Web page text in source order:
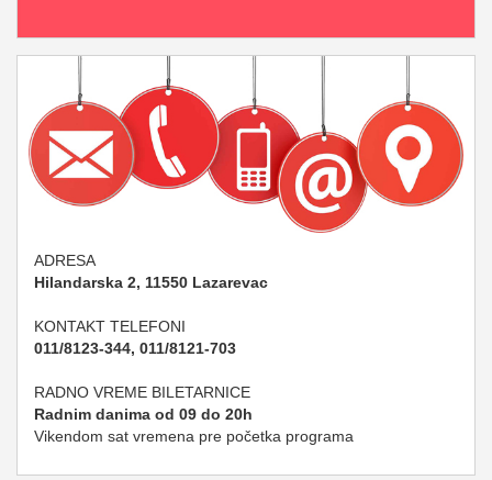
ADRESA
Hilandarska 2, 11550 Lazarevac
KONTAKT TELEFONI
011/8123-344, 011/8121-703
RADNO VREME BILETARNICE
Radnim danima od 09 do 20h
Vikendom sat vremena pre početka programa